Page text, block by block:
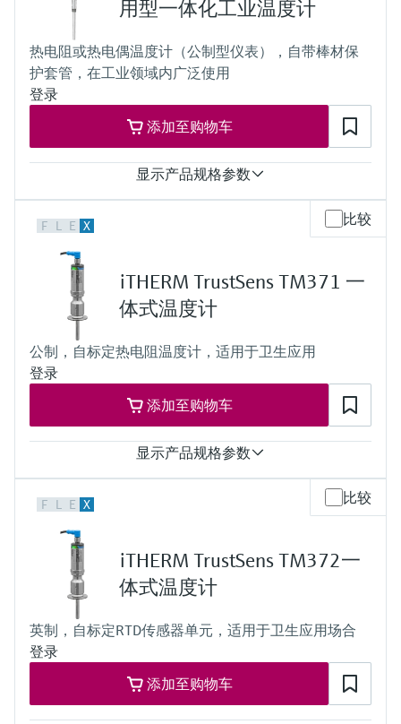
(-58 °F ...392 °F)
max. 1.100 °C
(max. 2.012 °F)
Typ J:
max. 800 °C
max. 1.100 °C
(max. 2.012 °F)
84"
fastest response time with thermowell t90 starting at below 10 s
depending on configuration
最大过程压力（静压）
depending on the configuration up to 100 bar
工作温度范围
PT100 TF iTHERM StrongSens:
-50 °C ...500 °C
(-58 °F ...932 °F)
PT100 TF iTHERM QuickSens:
-50 °C …200 °C
(-58 °F …392 °F)
PT100 WW:
-200 °C ...600 °C
(-328 °F ...1.112 °F)
PT100 TF:
-50 °C ...400 °C
(-58 °F ...752 °F)
Typ K:
max. 1.100 °C
(max. 2.012 °F)
(max. 1.472 °F)
(max. 2.012 °F)
所需最大插入深度
用型一体化工业温度计
热电阻或热电偶温度计（公制型仪表），自带棒材保
护套管，在工业领域内广泛使用
登录
添加至购物车
显示产品规格参数
Class AA，符合IEC 60751标准
Class A，符合IEC 60751标准
Class B，符合IEC 60751标准
特殊精度或标准精度，符合ASTM E230标准
Class 1或Class 2，符合IEC 60584-2标准
响应时间
depending on configuration
最大过程压力（静压）
depending on the configuration up to 500 bar
工作温度范围
PT100 TF iTHERM StrongSens:
-50 °C ...500 °C
(-58 °F ...932 °F)
PT100 TF iTHERM QuickSens:
-50 °C …200 °C
(-58 °F …392 °F)
PT100 WW:
-200 °C ...600 °C
(-328 °F ...1.112 °F)
PT100 TF:
-50 °C ...400 °C
Typ K:
max. 1.100 °C
(max. 2.012 °F)
F L E X 比较
iTHERM TrustSens TM371 一
体式温度计
公制，自标定热电阻温度计，适用于卫生应用
登录
添加至购物车
显示产品规格参数
t50 = 2.5 s
t90 = 5.4 s
最大过程压力（静压）
at 20 °C: 40 bar (580 psi)
工作温度范围
-40 °C to 160 °C (-40 °F to 320 °F),
optional up to 190 °C (374 °F)
reference point for automated calibration
所需最大插入深度
up to 900.00 mm (35.4'')
F L E X 比较
iTHERM TrustSens TM372一
体式温度计
英制，自标定RTD传感器单元，适用于卫生应用场合
登录
添加至购物车